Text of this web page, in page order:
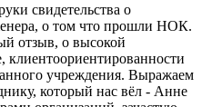
свидетельства о
о том что прошли НОК.
отзыв, о высокой
клиентоориентированности
учреждения. Выражаем
который нас вёл - Анне